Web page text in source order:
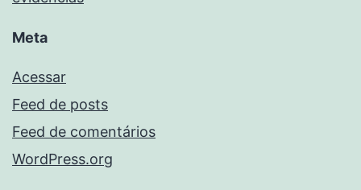
Meta
Acessar
Feed de posts
Feed de comentários
WordPress.org